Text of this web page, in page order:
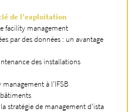
de l’exploitation
facility management
par des données : un avantage
des installations
à l’IFSB
stratégie de management d’ista